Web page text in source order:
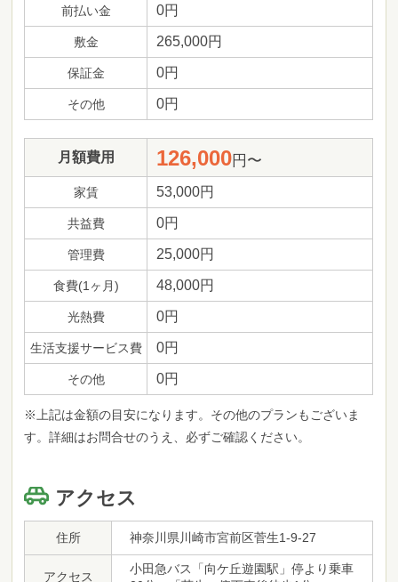
前払い金 0円
敷金 265,000円
保証金 0円
その他 0円
月額費用 126,000円〜
家賃 53,000円
共益費 0円
管理費 25,000円
食費(1ヶ月) 48,000円
光熱費 0円
生活支援サービス費 0円
その他 0円
※上記は金額の目安になります。その他のプランもございま
す。詳細はお問合せのうえ、必ずご確認ください。
アクセス
住所 神奈川県川崎市宮前区菅生1-9-27
アクセス
小田急バス「向ケ丘遊園駅」停より乗車